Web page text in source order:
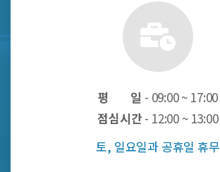
평 일 - 09:00 ~ 17:00
점심시간 - 12:00 ~ 13:00
토, 일요일과 공휴일 휴무